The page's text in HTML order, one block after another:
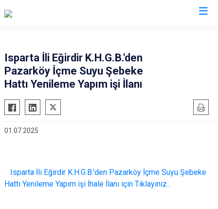
Isparta İli Eğirdir K.H.G.B.'den
Pazarköy İçme Suyu Şebeke
Hattı Yenileme Yapım işi İlanı
01.07.2025
Isparta İli Eğirdir K.H.G.B.'den Pazarköy İçme Suyu Şebeke
Hattı Yenileme Yapım işi İhale İlanı için Tıklayınız..